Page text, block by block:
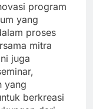
program
yang
proses
mitra
juga
yang
berkreasi